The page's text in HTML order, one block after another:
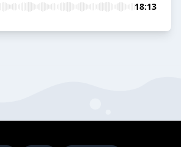
18:13